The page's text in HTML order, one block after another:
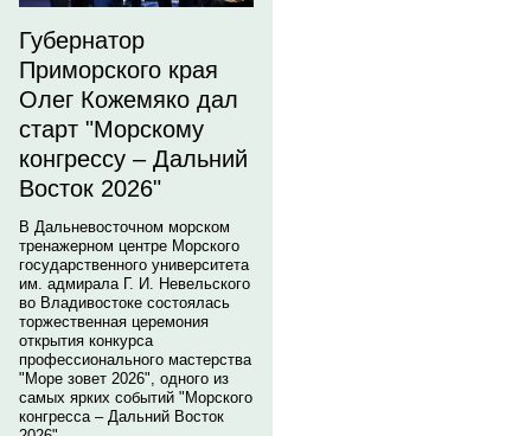
Губернатор
Приморского края
Олег Кожемяко дал
старт "Морскому
конгрессу – Дальний
Восток 2026"
В Дальневосточном морском
тренажерном центре Морского
государственного университета
им. адмирала Г. И. Невельского
во Владивостоке состоялась
торжественная церемония
открытия конкурса
профессионального мастерства
"Море зовет 2026", одного из
самых ярких событий "Морского
конгресса – Дальний Восток